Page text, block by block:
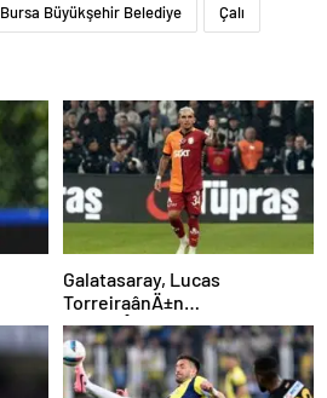
Bursa Büyükşehir Belediye Çalı
Galatasaray, Lucas
TorreiraânÄ±n
sÃ¶zleÅmesini uzattÄ±